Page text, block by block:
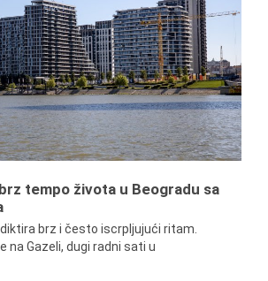
tempo života u Beogradu sa
brz i često iscrpljujući ritam.
na Gazeli, dugi radni sati u